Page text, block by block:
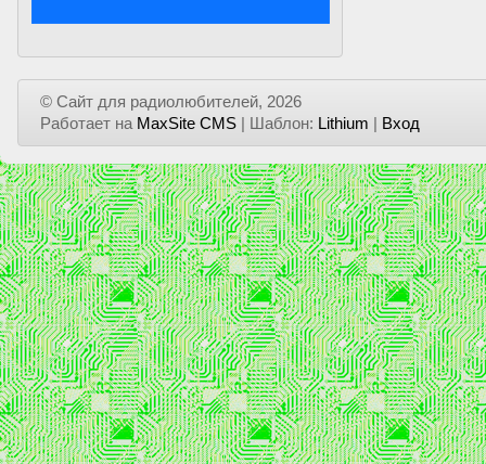
© Сайт для радиолюбителей, 2026
Работает на MaxSite CMS | Шаблон: Lithium Вход